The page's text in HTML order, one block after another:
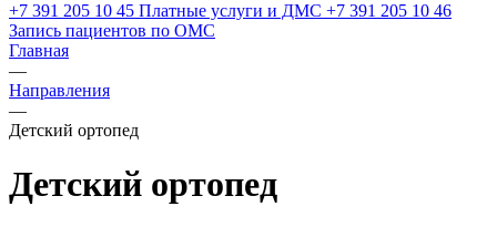
+7 391 205 10 45 Платные услуги и ДМС +7 391 205 10 46
Запись пациентов по ОМС
Главная
—
Направления
—
Детский ортопед
Детский ортопед